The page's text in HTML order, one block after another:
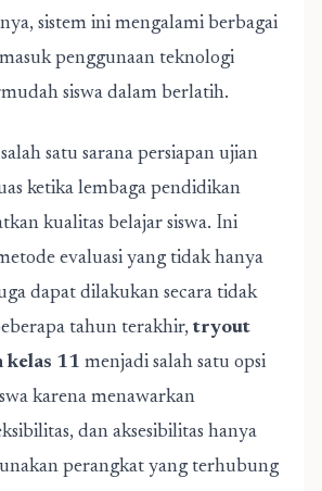
sistem ini mengalami berbagai
penggunaan teknologi
siswa dalam berlatih.
satu sarana persiapan ujian
ketika lembaga pendidikan
kualitas belajar siswa. Ini
evaluasi yang tidak hanya
dapat dilakukan secara tidak
tahun terakhir, tryout
kelas 11 menjadi salah satu opsi
karena menawarkan
dan aksesibilitas hanya
perangkat yang terhubung